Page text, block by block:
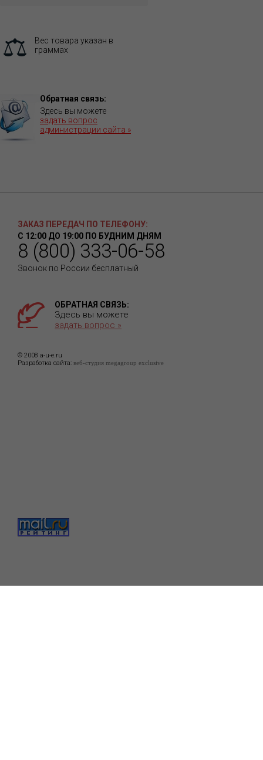
Вес товара указан в
граммах
Обратная связь:
Здесь вы можете
задать вопрос
администрации сайта »
ЗАКАЗ ПЕРЕДАЧ ПО ТЕЛЕФОНУ:
С 12:00 ДО 19:00 ПО БУДНИМ ДНЯМ
8 (800) 333-06-58
Звонок по России бесплатный
ОБРАТНАЯ СВЯЗЬ:
Здесь вы можете
задать вопрос »
© 2008 a-u-e.ru
Разработка сайта: веб-студия megagroup exclusive